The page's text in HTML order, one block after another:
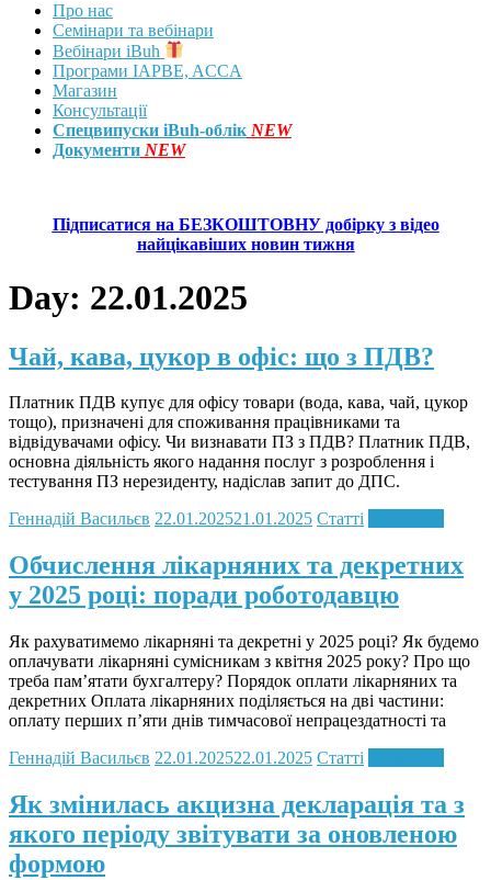
Про нас
Семінари та вебінари
Вебінари iBuh
Програми IAPBE, ACCA
Магазин
Консультації
Спецвипуски iBuh-облік NEW
Документи NEW
Підписатися на БЕЗКОШТОВНУ добірку з відео
найцікавіших новин тижня
Day: 22.01.2025
Чай, кава, цукор в офіс: що з ПДВ?
Платник ПДВ купує для офісу товари (вода, кава, чай, цукор
тощо), призначені для споживання працівниками та
відвідувачами офісу. Чи визнавати ПЗ з ПДВ? Платник ПДВ,
основна діяльність якого надання послуг з розроблення і
тестування ПЗ нерезиденту, надіслав запит до ДПС.
Геннадій Васильєв 22.01.202521.01.2025 Статті
Обчислення лікарняних та декретних
у 2025 році: поради роботодавцю
Як рахуватимемо лікарняні та декретні у 2025 році? Як будемо
оплачувати лікарняні сумісникам з квітня 2025 року? Про що
треба пам’ятати бухгалтеру? Порядок оплати лікарняних та
декретних Оплата лікарняних поділяється на дві частини:
оплату перших п’яти днів тимчасової непрацездатності та
Геннадій Васильєв 22.01.202522.01.2025 Статті
Як змінилась акцизна декларація та з
якого періоду звітувати за оновленою
формою